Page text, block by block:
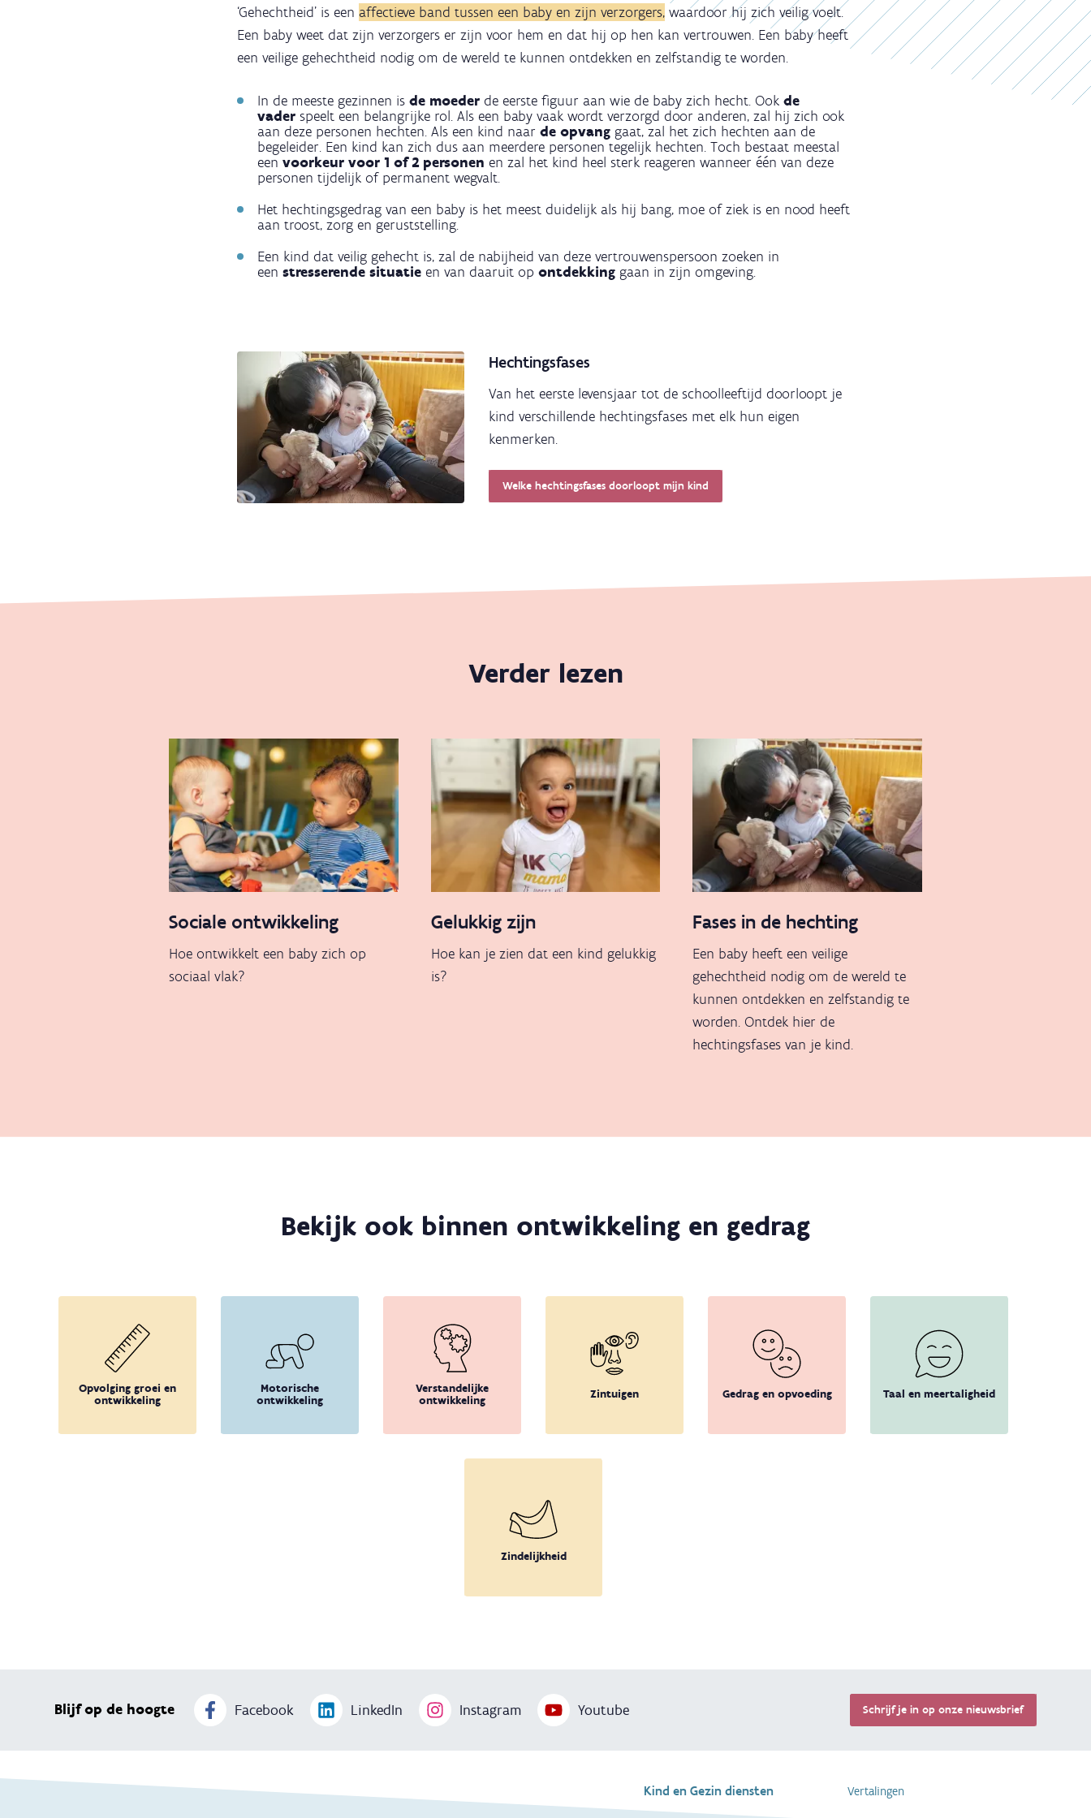
‘Gehechtheid’ is een affectieve band tussen een baby en zijn verzorgers, waardoor hij zich veilig voelt.
Een baby weet dat zijn verzorgers er zijn voor hem en dat hij op hen kan vertrouwen. Een baby heeft
een veilige gehechtheid nodig om de wereld te kunnen ontdekken en zelfstandig te worden.
In de meeste gezinnen is de moeder de eerste figuur aan wie de baby zich hecht. Ook de
vader speelt een belangrijke rol. Als een baby vaak wordt verzorgd door anderen, zal hij zich ook
aan deze personen hechten. Als een kind naar de opvang gaat, zal het zich hechten aan de
begeleider. Een kind kan zich dus aan meerdere personen tegelijk hechten. Toch bestaat meestal
een voorkeur voor 1 of 2 personen en zal het kind heel sterk reageren wanneer één van deze
personen tijdelijk of permanent wegvalt.
Het hechtingsgedrag van een baby is het meest duidelijk als hij bang, moe of ziek is en nood heeft
aan troost, zorg en geruststelling.
Een kind dat veilig gehecht is, zal de nabijheid van deze vertrouwenspersoon zoeken in
een stresserende situatie en van daaruit op ontdekking gaan in zijn omgeving.
Hechtingsfases
Van het eerste levensjaar tot de schoolleeftijd doorloopt je
kind verschillende hechtingsfases met elk hun eigen
kenmerken.
Welke hechtingsfases doorloopt mijn kind
Verder lezen
Sociale ontwikkeling
Hoe ontwikkelt een baby zich op
sociaal vlak?
Gelukkig zijn
Hoe kan je zien dat een kind gelukkig
is?
Fases in de hechting
Een baby heeft een veilige
gehechtheid nodig om de wereld te
kunnen ontdekken en zelfstandig te
worden. Ontdek hier de
hechtingsfases van je kind.
Bekijk ook binnen ontwikkeling en gedrag
Opvolging groei en
ontwikkeling
Motorische
ontwikkeling
Verstandelijke
ontwikkeling
Zintuigen Gedrag en opvoeding Taal en meertaligheid
Zindelijkheid
Blijf op de hoogte Facebook LinkedIn Instagram Youtube Schrijf je in op onze nieuwsbrief
Voet
Kind en Gezin diensten Vertalingen